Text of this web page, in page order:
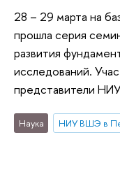
28 – 29 марта на
прошла серия
развития
исследований.
представители
Наука НИУ ВШЭ в